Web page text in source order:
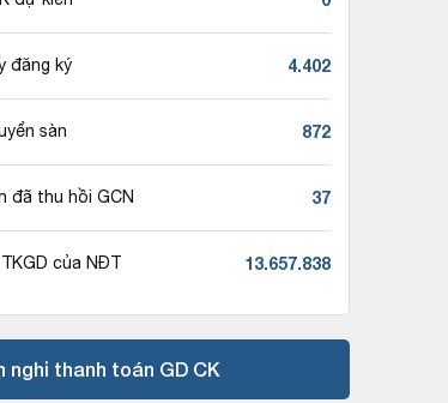
đăng ký 4.402
sàn 872
đã thu hồi GCN 37
của NĐT 13.657.838
nghỉ thanh toán GD CK